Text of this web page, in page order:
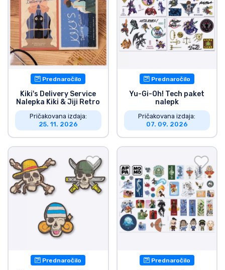
Prednaročilo
Kiki's Delivery Service
Nalepka Kiki & Jiji Retro
Pričakovana izdaja:
25. 11. 2026
Prednaročilo
Yu-Gi-Oh! Tech paket
nalepk
Pričakovana izdaja:
07. 09. 2026
Prednaročilo Prednaročilo